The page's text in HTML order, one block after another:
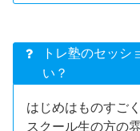
トレ塾のセッシ
い？
はじめはものすご
スクール生の方の